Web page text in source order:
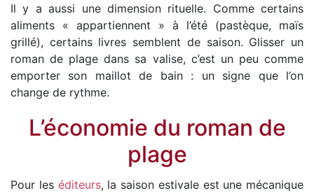
Il y a aussi une dimension rituelle. Comme certains
aliments « appartiennent » à l’été (pastèque, maïs
grillé), certains livres semblent de saison. Glisser un
roman de plage dans sa valise, c’est un peu comme
emporter son maillot de bain : un signe que l’on
change de rythme.
L’économie du roman de
plage
Pour les éditeurs, la saison estivale est une mécanique